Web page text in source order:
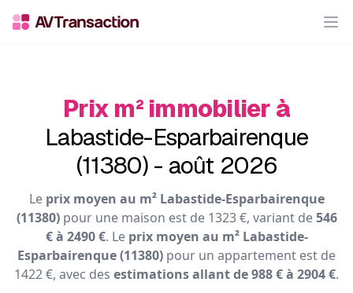
Prix m² immobilier à
Labastide-Esparbairenque
(11380) - août 2026
Le prix moyen au m² Labastide-Esparbairenque
(11380)pour une maison est de 1323 €, variant de546
€ à 2490 €. Le prix moyen au m² Labastide-
Esparbairenque (11380) pour un appartement est de
1422 €, avec des estimations allant de 988 € à 2904 €.